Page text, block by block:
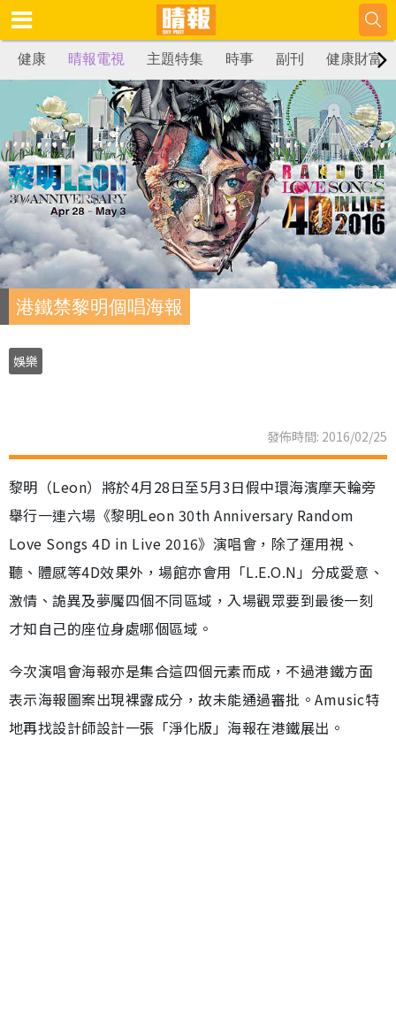
健康 晴報電視 主題特集 時事 副刊 健康財富
港鐵禁黎明個唱海報
娛樂
發佈時間: 2016/02/25
黎明（Leon）將於4月28日至5月3日假中環海濱摩天輪旁
舉行一連六場《黎明Leon 30th Anniversary Random
Love Songs 4D in Live 2016》演唱會，除了運用視、
聽、體感等4D效果外，場館亦會用「L.E.O.N」分成愛意、
激情、詭異及夢魘四個不同區域，入場觀眾要到最後一刻
才知自己的座位身處哪個區域。
今次演唱會海報亦是集合這四個元素而成，不過港鐵方面
表示海報圖案出現裸露成分，故未能通過審批。Amusic特
地再找設計師設計一張「淨化版」海報在港鐵展出。